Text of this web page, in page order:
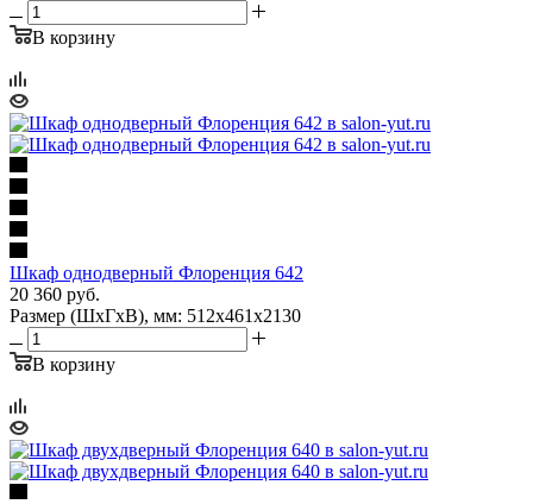
В корзину
Шкаф однодверный Флоренция 642
20 360 руб.
Размер (ШхГхВ), мм: 512х461х2130
В корзину